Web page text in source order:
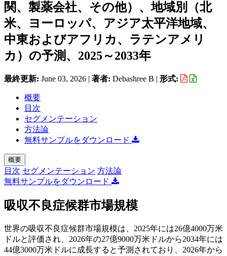
関、製薬会社、その他）、地域別（北
米、ヨーロッパ、アジア太平洋地域、
中東およびアフリカ、ラテンアメリ
カ）の予測、2025～2033年
最終更新: June 03, 2026 | 著者: Debashree B | 形式:
概要
目次
セグメンテーション
方法論
無料サンプルをダウンロード
概要
目次 セグメンテーション 方法論
無料サンプルをダウンロード
吸収不良症候群市場規模
世界の吸収不良症候群市場規模は、2025年には26億4000万米
ドルと評価され、2026年の27億9000万米ドルから2034年には
44億3000万米ドルに成長すると予測されており、2026年から